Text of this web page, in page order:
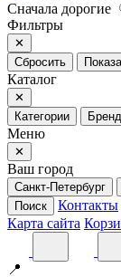
Сначала дорогие
Фильтры
✕
Сбросить
Каталог
✕
Категории
Меню
✕
Ваш город
Санкт-Петербург
Поиск
Контакты
Карта сайта
📍